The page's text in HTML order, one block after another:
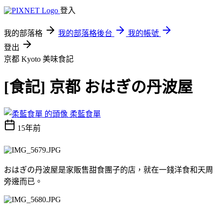
登入
我的部落格 我的部落格後台
我的帳號
登出
京都 Kyoto 美味食記
[食記] 京都 おはぎの丹波屋
柔藍食單
15年前
おはぎの丹波屋是家販售甜食團子的店，就在一錢洋食和天周
旁邊而已。